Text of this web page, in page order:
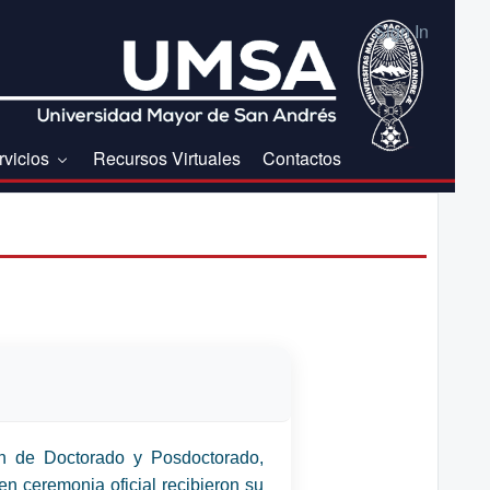
Sign In
Recursos Virtuales Contactos
de Doctorado y Posdoctorado,
ceremonia oficial recibieron su